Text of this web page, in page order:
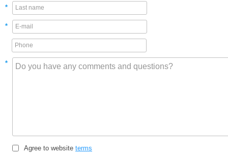
*
*
*
Agree to website terms